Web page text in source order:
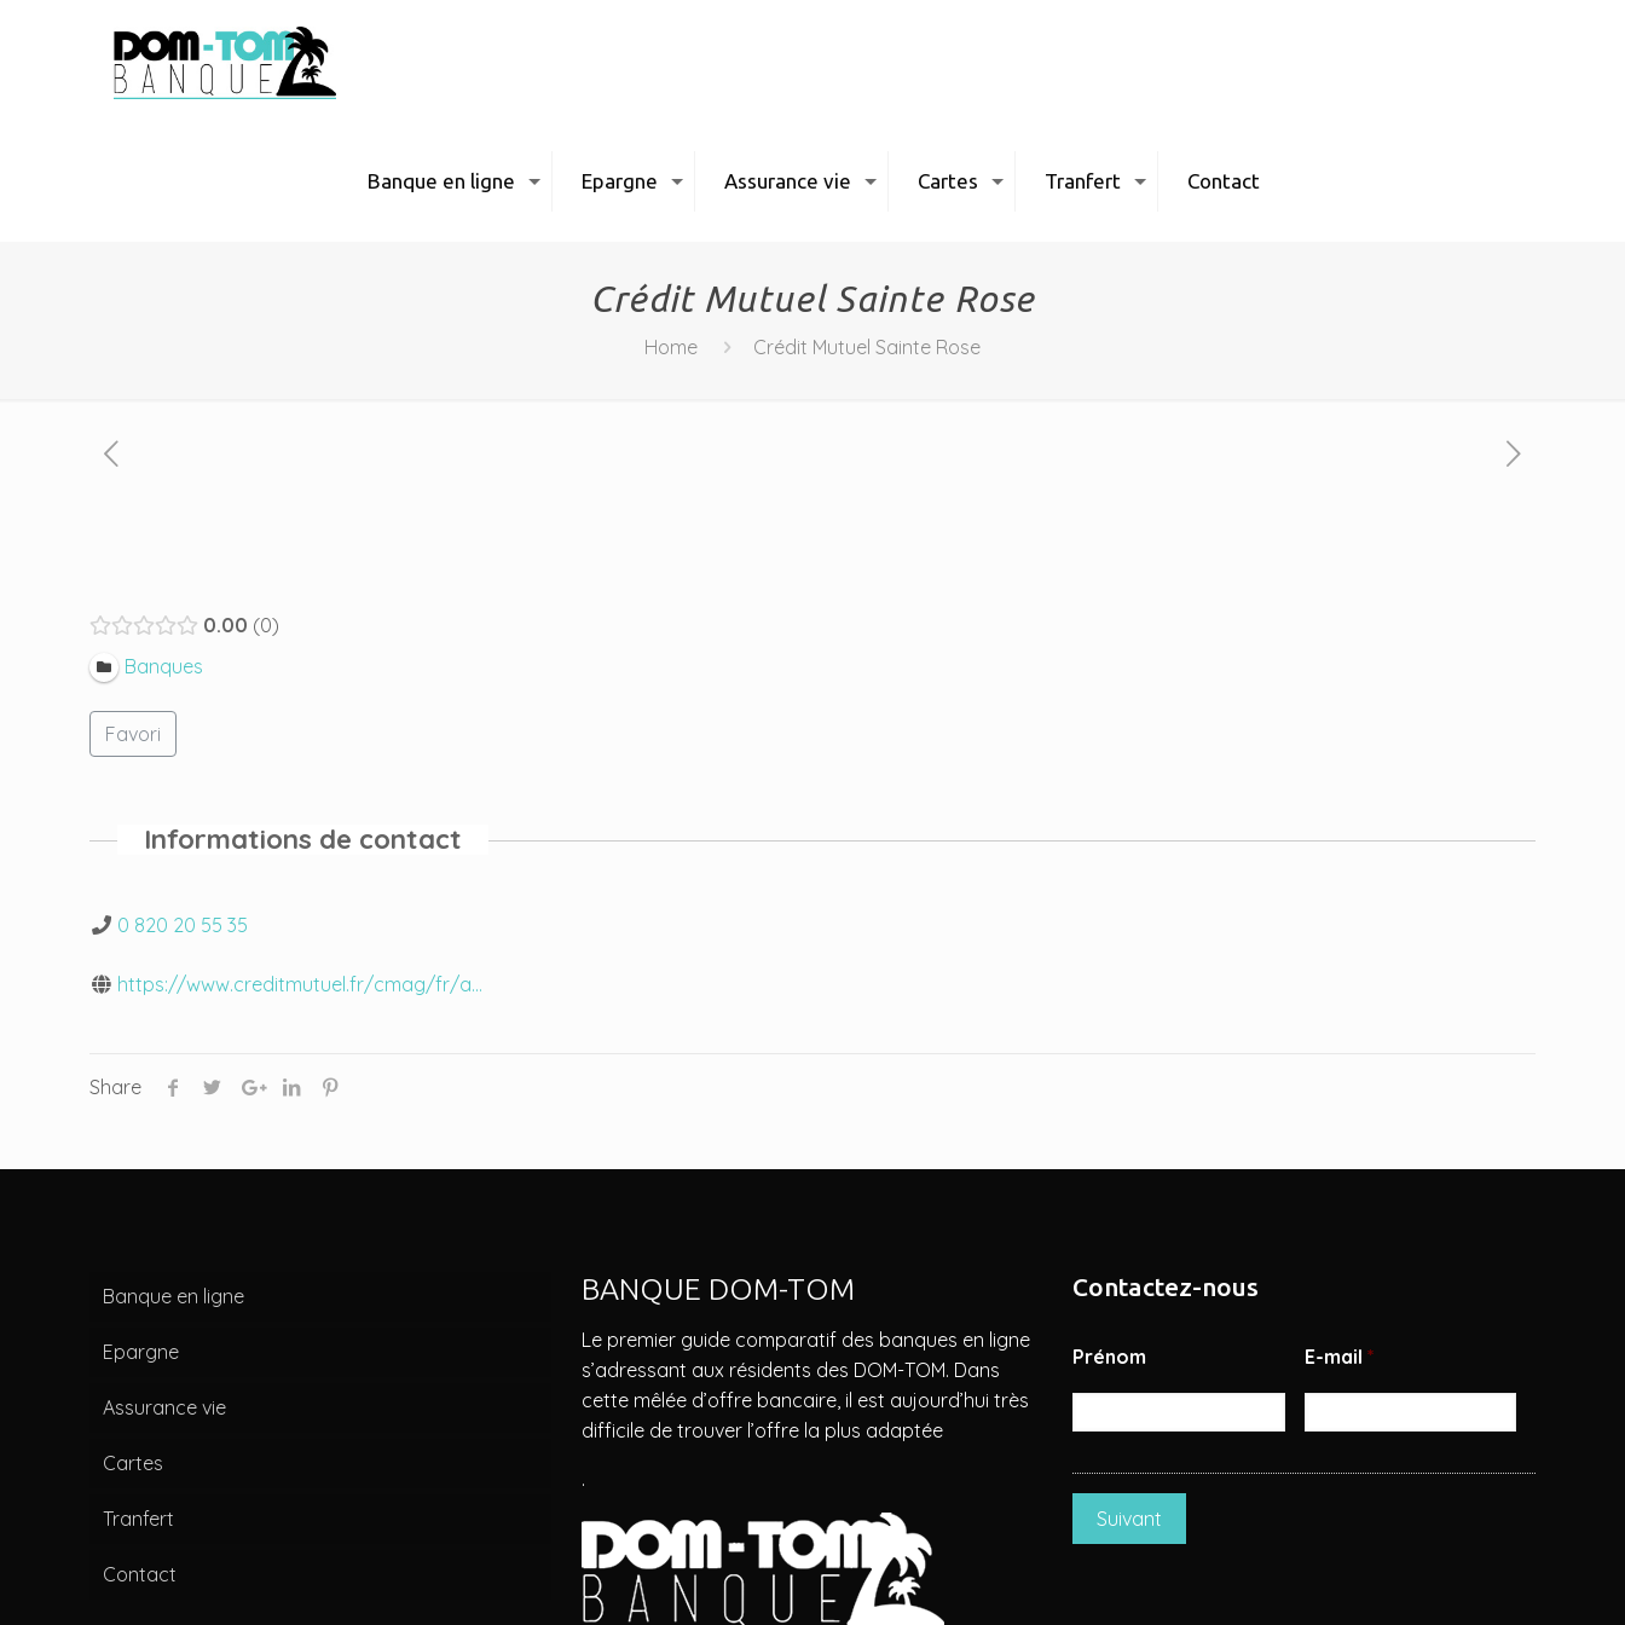
Banque en ligne Epargne Assurance vie Cartes Tranfert Contact
Crédit Mutuel Sainte Rose
Home Crédit Mutuel Sainte Rose
0.00 0
Banques
Favori
Informations de contact
0 820 20 55 35
https://www.creditmutuel.fr/cmag/fr/a...
Share
Banque en ligne
Epargne
Assurance vie
Cartes
Tranfert
Contact
BANQUE DOM-TOM
Le premier guide comparatif des banques en ligne
s’adressant aux résidents des DOM-TOM. Dans
cette mêlée d’offre bancaire, il est aujourd’hui très
difficile de trouver l’offre la plus adaptée
.
Contactez-nous
Prénom E-mail *